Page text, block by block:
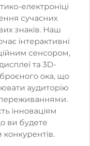
електроніці
сучасних
знаків. Наш
інтерактивні
сенсором,
та 3D-
ока, що
аудиторію
інноваціям
ви будете